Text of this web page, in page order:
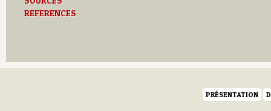
REFERENCES
PRÉSENTATION